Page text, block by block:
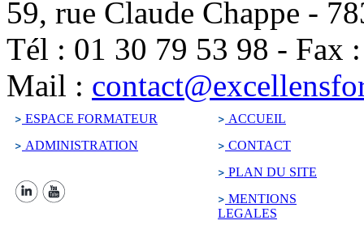
59, rue Claude Chappe -
Tél : 01 30 79 53 98 - Fax
Mail :
ESPACE FORMATEUR
ACCUEIL
ADMINISTRATION
CONTACT
PLAN DU SITE
MENTIONS
LEGALES